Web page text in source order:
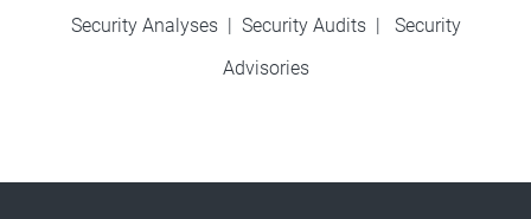
Security Analyses | Security Audits| Security
Advisories